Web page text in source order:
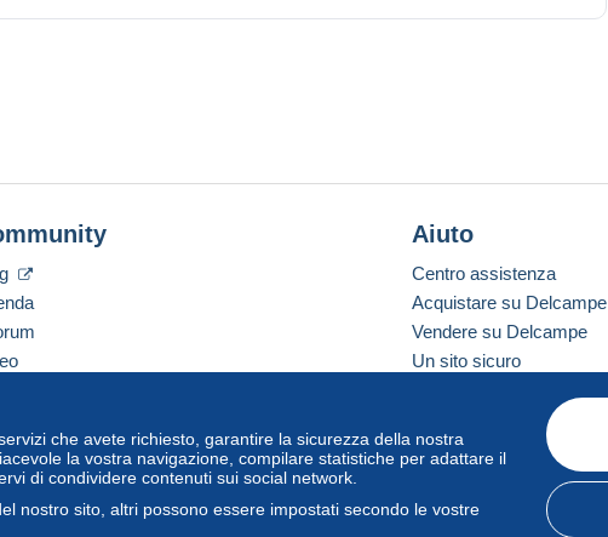
che avete richiesto, garantire la sicurezza della nostra
la vostra navigazione, compilare statistiche per adattare il
di condividere contenuti sui social network.
nostro sito, altri possono essere impostati secondo le vostre
Aiuto
Centro assistenza
Acquistare su Delcampe
Vendere su Delcampe
Un sito sicuro
Versione standard